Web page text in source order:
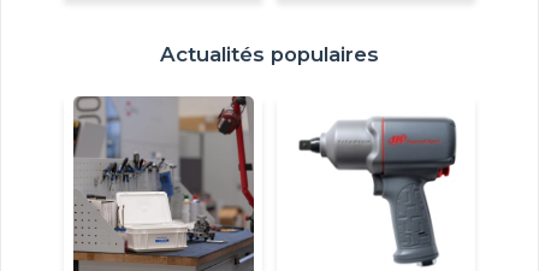
Actualités populaires